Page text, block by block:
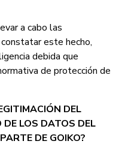
a cabo las
este hecho,
debida que
de protección de
DEL
LOS DATOS DEL
DE GOIKO?